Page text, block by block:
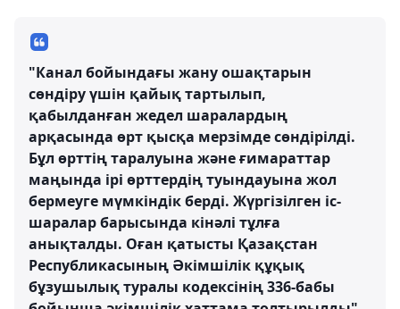
"Канал бойындағы жану ошақтарын
сөндіру үшін қайық тартылып,
қабылданған жедел шаралардың
арқасында өрт қысқа мерзімде сөндірілді.
Бұл өрттің таралуына және ғимараттар
маңында ірі өрттердің туындауына жол
бермеуге мүмкіндік берді. Жүргізілген іс-
шаралар барысында кінәлі тұлға
анықталды. Оған қатысты Қазақстан
Республикасының Әкімшілік құқық
бұзушылық туралы кодексінің 336-бабы